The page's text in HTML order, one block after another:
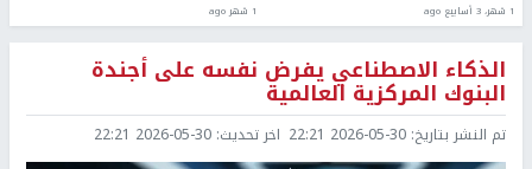
1 شهر، 3 أسابيع ago 1 شهر ago
الذكاء الاصطناعي يفرض نفسه على أجندة
البنوك المركزية العالمية
تم النشر بتاريخ: 2026-05-30 22:21 اخر تحديث: 2026-05-30 22:21